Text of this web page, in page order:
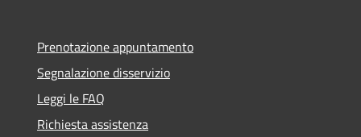
Prenotazione appuntamento
Segnalazione disservizio
Leggi le FAQ
Richiesta assistenza